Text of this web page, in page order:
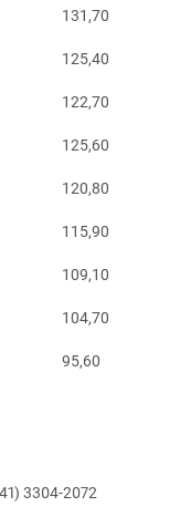
131,70
125,40
122,70
125,60
120,80
115,90
109,10
104,70
95,60
3304-2072